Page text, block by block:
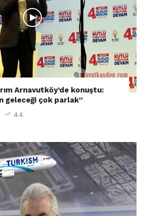
Arnavutköy’de konuştu:
geleceği çok parlak”
44